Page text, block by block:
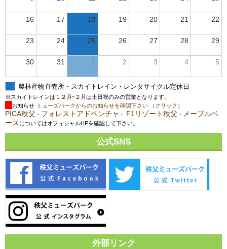
16 17 18 19 20 21 22
23 24 25 26 27 28 29
30 31 1 2 3 4 5
農林産物直売所・スカイトレイン・レンタサイクル定休日
※スカイトレインは１２月~２月は土日祝のみの営業となります。
お知らせ ミューズパークからのお知らせを確認下さい （クリック）
PICA秩父 ・ フォレストアドベンチャ ・ F1リゾート秩父 ・ メープルベ
ース についてはオフィシャルHPを確認して下さい。
公式SNS
外部リンク